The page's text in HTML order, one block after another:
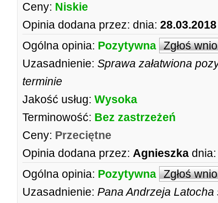
Ceny: Niskie
Opinia dodana przez: dnia:
Ogólna opinia: Pozytywna Zgłoś
Uzasadnienie: Sprawa załatwiona
terminie
Jakość usług: Wysoka
Terminowość: Bez zastrzeżeń
Ceny: Przeciętne
Opinia dodana przez: Agnieszka dnia:
Ogólna opinia: Pozytywna Zgłoś
Uzasadnienie: Pana Andrzeja Latocha